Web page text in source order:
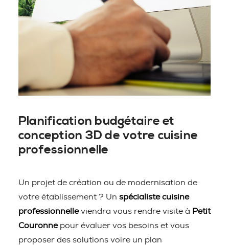
Planification budgétaire et
conception 3D de votre cuisine
professionnelle
Un projet de création ou de modernisation de
votre établissement ? Un spécialiste cuisine
professionnelleviendra vous rendre visite à Petit
Couronnepour évaluer vos besoins et vous
proposer des solutions voire un plan